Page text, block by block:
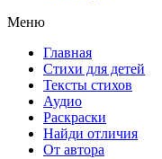
Меню
Главная
Стихи для детей
Тексты стихов
Аудио
Раскраски
Найди отличия
От автора